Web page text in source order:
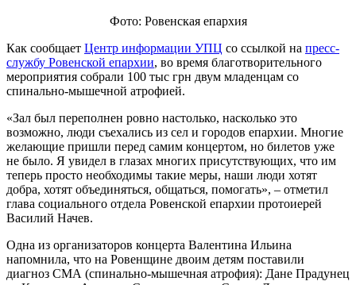
Фото: Ровенская епархия
Как сообщает Центр информации УПЦ со ссылкой на пресс-
службу Ровенской епархии, во время благотворительного
мероприятия собрали 100 тыс грн двум младенцам со
спинально-мышечной атрофией.
«Зал был переполнен ровно настолько, насколько это
возможно, люди съехались из сел и городов епархии. Многие
желающие пришли перед самим концертом, но билетов уже
не было. Я увидел в глазах многих присутствующих, что им
теперь просто необходимы такие меры, наши люди хотят
добра, хотят объединяться, общаться, помогать», – отметил
глава социального отдела Ровенской епархии протоиерей
Василий Начев.
Одна из организаторов концерта Валентина Ильина
напомнила, что на Ровенщине двоим детям поставили
диагноз СМА (спинально-мышечная атрофия): Дане Прадунец